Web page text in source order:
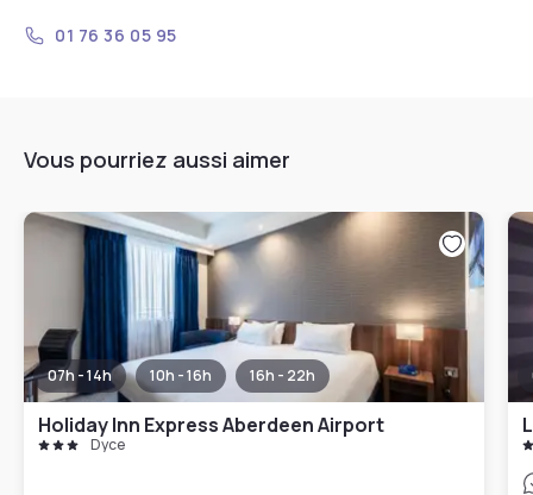
01 76 36 05 95
Vous pourriez aussi aimer
07h - 14h 10h - 16h 16h - 22h
Holiday Inn Express Aberdeen Airport
Dyce